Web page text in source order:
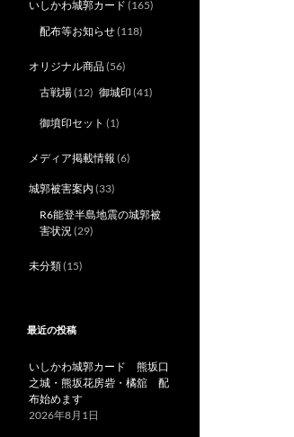
いしかわ城郭カード (165)
配布等お知らせ(118)
オリジナル商品(56)
古戦場(12) 御城印 (41)
御墳印セット (1)
メディア掲載情報 (6)
城郭被害案内 (33)
R6能登半島地震の城郭被
害状況(29)
未分類(15)
最近の投稿
いしかわ城郭カード 熊坂口
之城・熊坂花房砦・橘舘 配
布始めます
2026年8月1日